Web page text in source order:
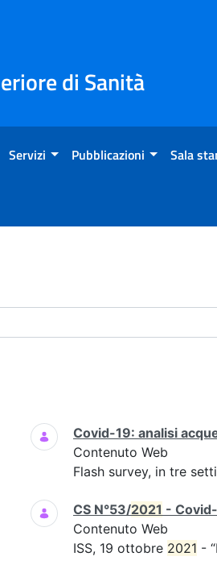
di Sanità
Servizi Pubblicazioni Sala
- Eventi
Ricerca
Covid-19: analisi
Contenuto Web
Flash survey, in tre
CS N°53/2021 -
Contenuto Web
ISS, 19 ottobre 2021 -